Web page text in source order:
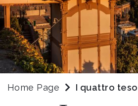
Home Page I quattro